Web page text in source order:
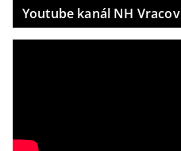
Youtube kanál NH Vracov